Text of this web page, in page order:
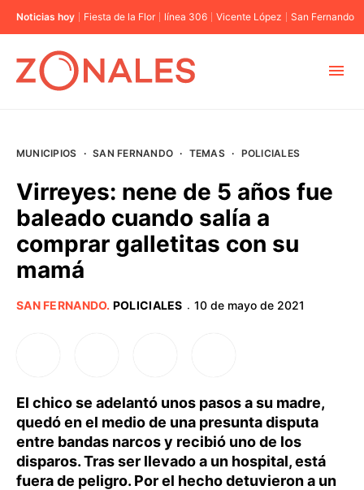
Noticias hoy Fiesta de la Flor línea 306 Vicente López San Fernando
BUENOS AIRES
PROVINCIAS
MUNICIPIOS · SAN FERNANDO · TEMAS · POLICIALES
Virreyes: nene de 5 años fue
baleado cuando salía a
comprar galletitas con su
mamá
SAN FERNANDO. POLICIALES · 10 de mayo de 2021
El chico se adelantó unos pasos a su madre,
quedó en el medio de una presunta disputa
entre bandas narcos y recibió uno de los
disparos. Tras ser llevado a un hospital, está
fuera de peligro. Por el hecho detuvieron a un